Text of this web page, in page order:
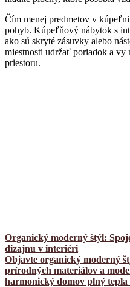
Čím menej predmetov v
pohyb. Kúpeľňový nábytok s
ako sú skryté zásuvky alebo
miestnosti udržať poriadok a vy
priestoru.
Organický moderný štýl:
dizajnu v interiéri
Objavte organický moderný
prírodných materiálov a
harmonický domov plný tepla